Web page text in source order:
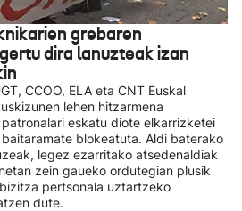
grebaren
dira lanuzteak izan
CCOO, ELA eta CNT Euskal
lehen hitzarmena
eskatu diote elkarrizketei
blokeatuta. Aldi baterako
legez ezarritako atsedenaldiak
zein gaueko ordutegian plusik
pertsonala uztartzeko
dute.